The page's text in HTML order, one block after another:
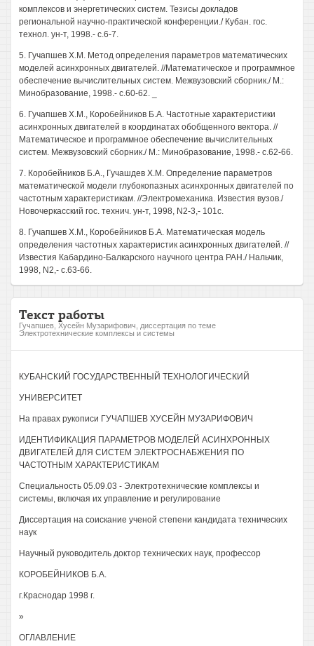
комплексов и энергетических систем. Тезисы докладов
региональной научно-практической конференции./ Кубан. гос.
технол. ун-т, 1998.- с.6-7.
5. Гучапшев Х.М. Метод определения параметров математических
моделей асинхронных двигателей. //Математическое и программное
обеспечение вычислительных систем. Межвузовский сборник./ М.:
Минобразование, 1998.- с.60-62. _
6. Гучапшев Х.М., Коробейников Б.А. Частотные характеристики
асинхронных двигателей в координатах обобщенного вектора. //
Математическое и программное обеспечение вычислительных
систем. Межвузовский сборник./ М.: Минобразование, 1998.- с.62-66.
7. Коробейников Б.А., Гучашдев Х.М. Определение параметров
математической модели глубокопазных асинхронных двигателей по
частотным характеристикам. //Электромеханика. Известия вузов./
Новочеркасский гос. технич. ун-т, 1998, N2-3,- 101с.
8. Гучапшев Х.М., Коробейников Б.А. Математическая модель
определения частотных характеристик асинхронных двигателей. //
Известия Кабардино-Балкарского научного центра РАН./ Нальчик,
1998, N2,- с.63-66.
Текст работы
Гучапшев, Хусейн Музарифович, диссертация по теме
Электротехнические комплексы и системы
КУБАНСКИЙ ГОСУДАРСТВЕННЫЙ ТЕХНОЛОГИЧЕСКИЙ
УНИВЕРСИТЕТ
На правах рукописи ГУЧАПШЕВ ХУСЕЙН МУЗАРИФОВИЧ
ИДЕНТИФИКАЦИЯ ПАРАМЕТРОВ МОДЕЛЕЙ АСИНХРОННЫХ
ДВИГАТЕЛЕЙ ДЛЯ СИСТЕМ ЭЛЕКТРОСНАБЖЕНИЯ ПО
ЧАСТОТНЫМ ХАРАКТЕРИСТИКАМ
Специальность 05.09.03 - Электротехнические комплексы и
системы, включая их управление и регулирование
Диссертация на соискание ученой степени кандидата технических
наук
Научный руководитель доктор технических наук, профессор
КОРОБЕЙНИКОВ Б.А.
г.Краснодар 1998 г.
»
ОГЛАВЛЕНИЕ